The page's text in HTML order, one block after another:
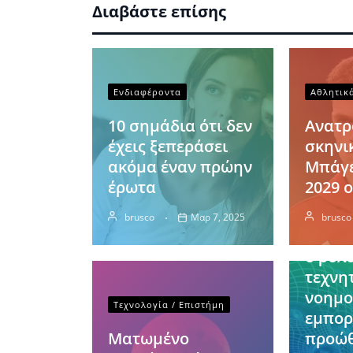
Διαβάστε επίσης
Ενδιαφέροντα
10 σημάδια ότι δεν
έχεις ξεπεράσει
ακόμα έναν πρώην
έρωτα
brusco Μαρ 7, 2025
Αθλητικά
2029
brusco
Τεχνολογία / Επιστήμη
Ματωμένο
Κίνα:
ο